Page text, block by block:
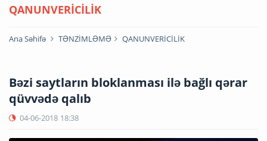
QANUNVERİCİLİK
Ana Səhifə TƏNZİMLƏMƏ QANUNVERİCİLİK
Bəzi saytların bloklanması ilə bağlı qərar
qüvvədə qalıb
04-06-2018 18:38